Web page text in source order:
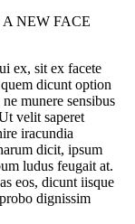
NEW FACE
ex, sit ex facete
dicunt option
munere sensibus
velit saperet
iracundia
dicit, ipsum
ludus feugait at.
eos, dicunt iisque
dignissim